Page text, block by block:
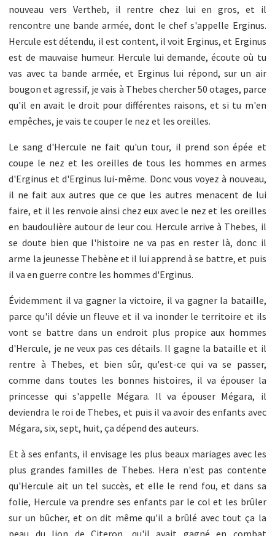
nouveau vers Vertheb, il rentre chez lui en gros, et il
rencontre une bande armée, dont le chef s'appelle Erginus.
Hercule est détendu, il est content, il voit Erginus, et Erginus
est de mauvaise humeur. Hercule lui demande, écoute où tu
vas avec ta bande armée, et Erginus lui répond, sur un air
bougon et agressif, je vais à Thebes chercher 50 otages, parce
qu'il en avait le droit pour différentes raisons, et si tu m'en
empêches, je vais te couper le nez et les oreilles.
Le sang d'Hercule ne fait qu'un tour, il prend son épée et
coupe le nez et les oreilles de tous les hommes en armes
d'Erginus et d'Erginus lui-même. Donc vous voyez à nouveau,
il ne fait aux autres que ce que les autres menacent de lui
faire, et il les renvoie ainsi chez eux avec le nez et les oreilles
en baudoulière autour de leur cou. Hercule arrive à Thebes, il
se doute bien que l'histoire ne va pas en rester là, donc il
arme la jeunesse Thebène et il lui apprend à se battre, et puis
il va en guerre contre les hommes d'Erginus.
Évidemment il va gagner la victoire, il va gagner la bataille,
parce qu'il dévie un fleuve et il va inonder le territoire et ils
vont se battre dans un endroit plus propice aux hommes
d'Hercule, je ne veux pas ces détails. Il gagne la bataille et il
rentre à Thebes, et bien sûr, qu'est-ce qui va se passer,
comme dans toutes les bonnes histoires, il va épouser la
princesse qui s'appelle Mégara. Il va épouser Mégara, il
deviendra le roi de Thebes, et puis il va avoir des enfants avec
Mégara, six, sept, huit, ça dépend des auteurs.
Et à ses enfants, il envisage les plus beaux mariages avec les
plus grandes familles de Thebes. Hera n'est pas contente
qu'Hercule ait un tel succès, et elle le rend fou, et dans sa
folie, Hercule va prendre ses enfants par le col et les brûler
sur un bûcher, et on dit même qu'il a brûlé avec tout ça la
peau du lion de Citeron, qu'il avait gagné en combat